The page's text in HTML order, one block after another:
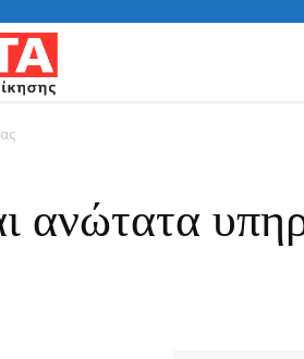
ανώτατα